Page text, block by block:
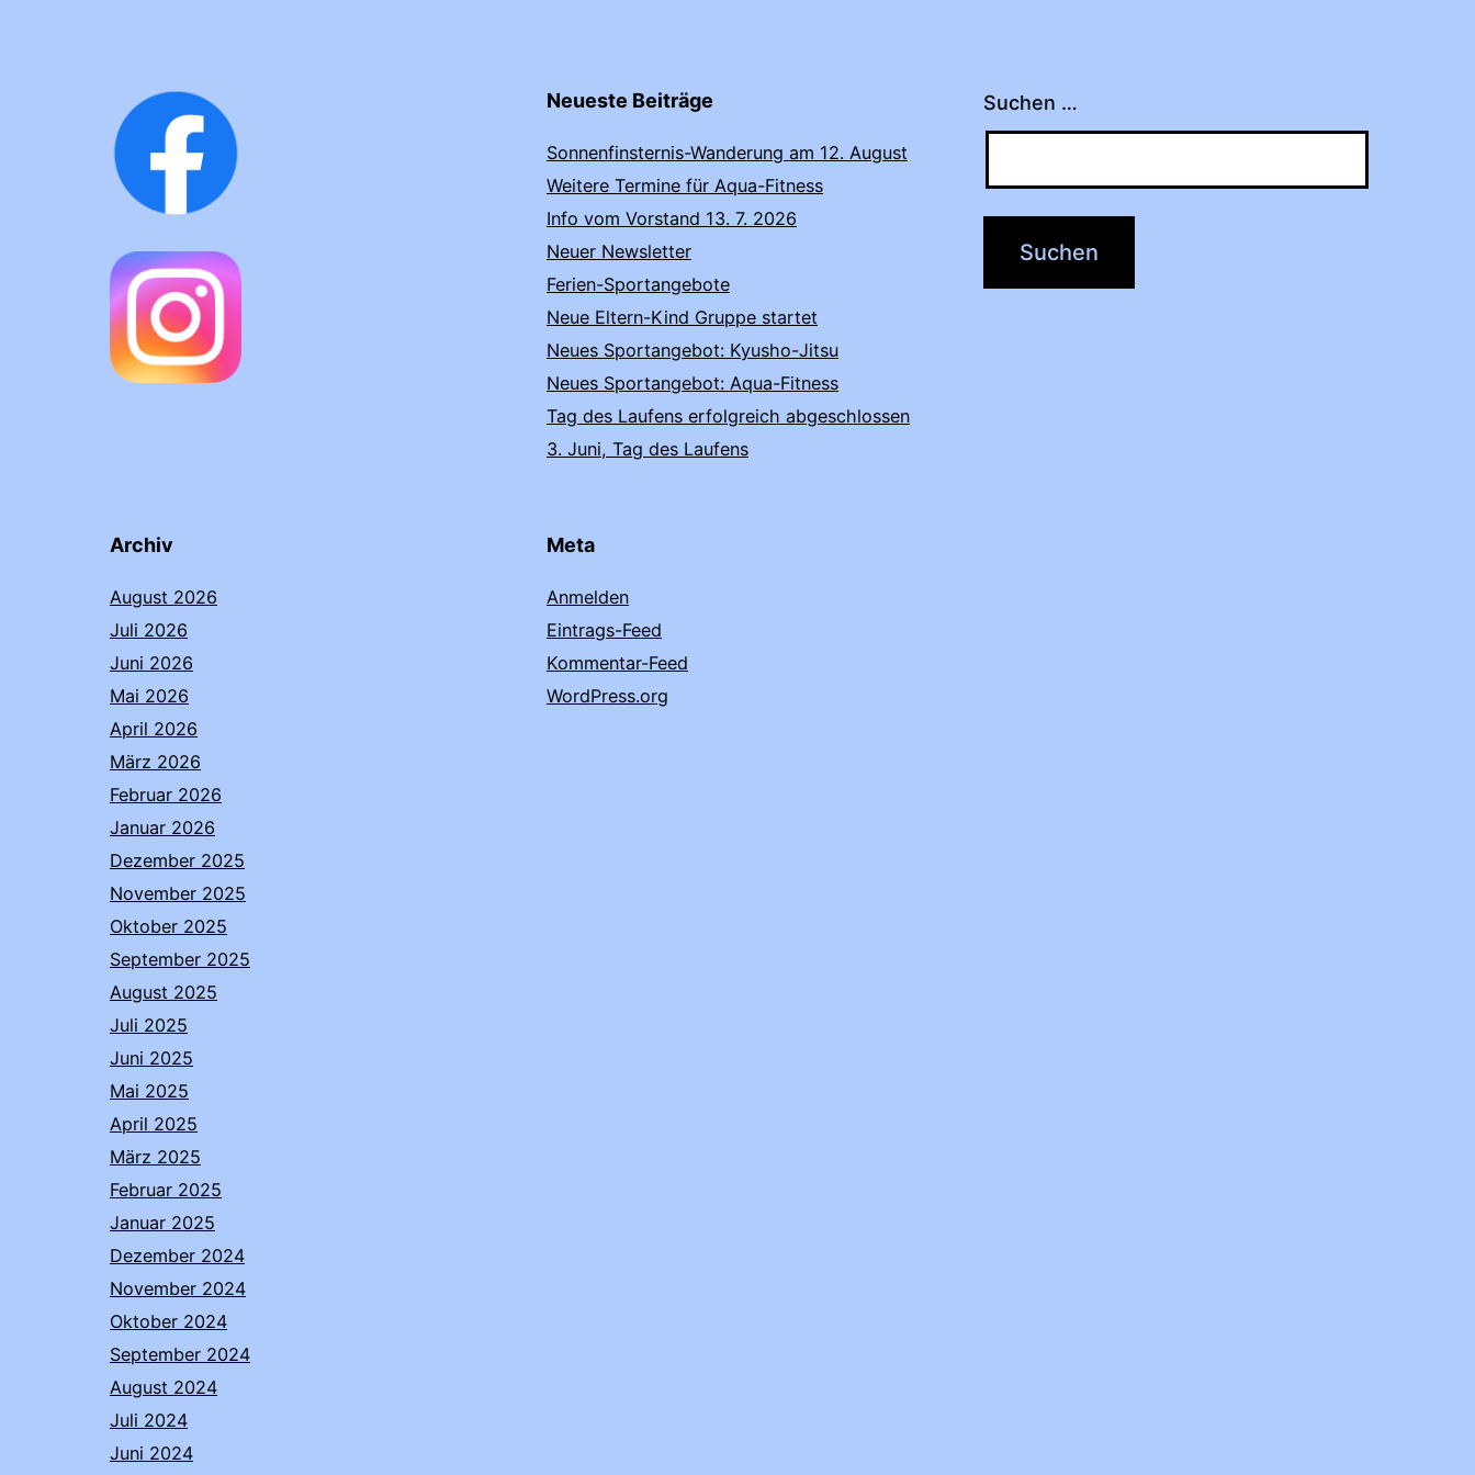
Neueste Beiträge
Sonnenfinsternis-Wanderung am 12. August
Weitere Termine für Aqua-Fitness
Info vom Vorstand 13. 7. 2026
Neuer Newsletter
Ferien-Sportangebote
Neue Eltern-Kind Gruppe startet
Neues Sportangebot: Kyusho-Jitsu
Neues Sportangebot: Aqua-Fitness
Tag des Laufens erfolgreich abgeschlossen
3. Juni, Tag des Laufens
Suchen …
Archiv
August 2026
Juli 2026
Juni 2026
Mai 2026
April 2026
März 2026
Februar 2026
Januar 2026
Dezember 2025
November 2025
Oktober 2025
September 2025
August 2025
Juli 2025
Juni 2025
Mai 2025
April 2025
März 2025
Februar 2025
Januar 2025
Dezember 2024
November 2024
Oktober 2024
September 2024
August 2024
Juli 2024
Juni 2024
Meta
Anmelden
Eintrags-Feed
Kommentar-Feed
WordPress.org